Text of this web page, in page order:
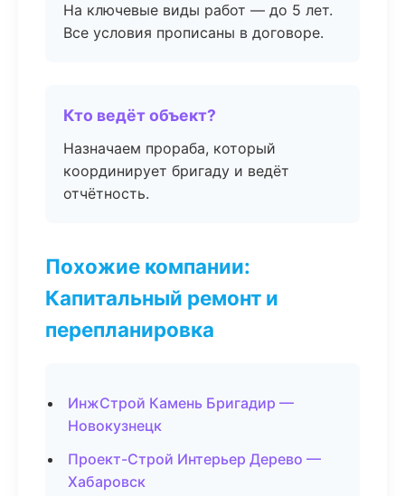
На ключевые виды работ — до 5 лет.
Все условия прописаны в договоре.
Кто ведёт объект?
Назначаем прораба, который
координирует бригаду и ведёт
отчётность.
Похожие компании:
Капитальный ремонт и
перепланировка
ИнжСтрой Камень Бригадир —
Новокузнецк
Проект-Строй Интерьер Дерево —
Хабаровск